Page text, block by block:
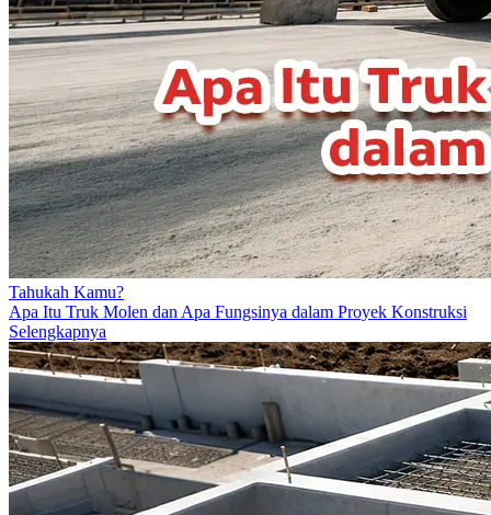
Tahukah Kamu?
Apa Itu Truk Molen dan Apa Fungsinya dalam Proyek Konstruksi
Selengkapnya